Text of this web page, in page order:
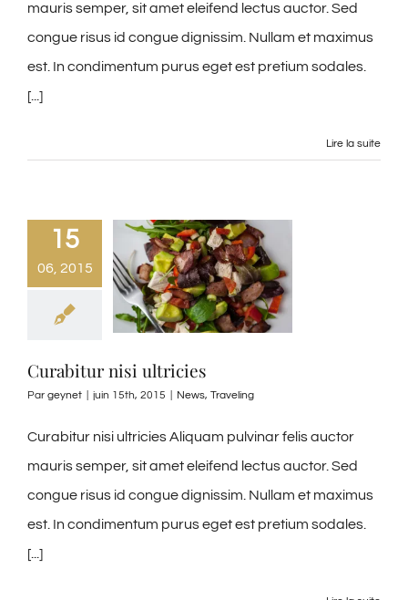
mauris semper, sit amet eleifend lectus auctor. Sed
congue risus id congue dignissim. Nullam et maximus
est. In condimentum purus eget est pretium sodales.
[...]
Lire la suite
15
06, 2015
Curabitur nisi ultricies
Par geynet juin 15th, 2015 News, Traveling
Curabitur nisi ultricies Aliquam pulvinar felis auctor
mauris semper, sit amet eleifend lectus auctor. Sed
congue risus id congue dignissim. Nullam et maximus
est. In condimentum purus eget est pretium sodales.
[...]